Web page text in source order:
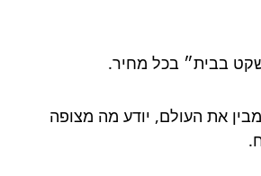
בבית״ בכל מחיר.
את העולם, יודע מה מצופה